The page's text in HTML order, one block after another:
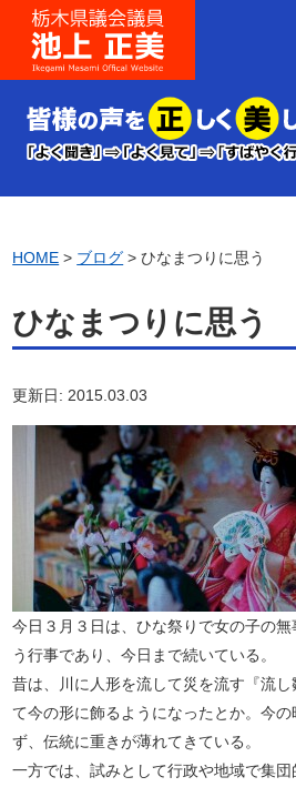
HOME > ブログ > ひなまつりに思う
ひなまつりに思う
更新日: 2015.03.03
今日３月３日は、ひな祭りで女の子の
う行事であり、今日まで続いている。
昔は、川に人形を流して災を流す『流
て今の形に飾るようになったとか。今
ず、伝統に重きが薄れてきている。
一方では、試みとして行政や地域で集